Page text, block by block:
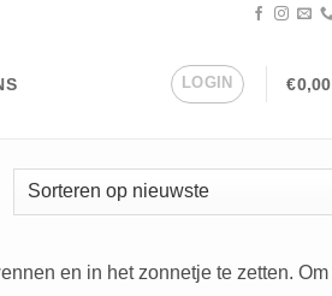
LOGIN €0,00
en in het zonnetje te zetten. Om